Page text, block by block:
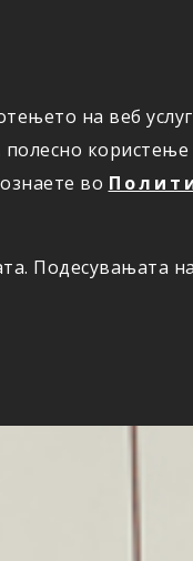
на веб
користење
во
Подесувањата на
ОНЛАЈН